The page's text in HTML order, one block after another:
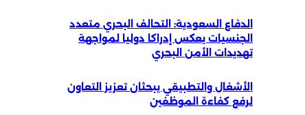
الدفاع السعودية: التحالف البحري متعدد
الجنسيات يعكس إدراكا دوليا لمواجهة
تهديدات الأمن البحري
الأشغال والتطبيقي يبحثان تعزيز التعاون
لرفع كفاءة الموظفين